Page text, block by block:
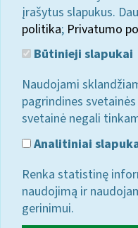
įrašytus slapukus.
politika; Privatumo
Būtinieji slapukai
Naudojami
pagrindines
svetainė negali
Analitiniai
Renka statistinę
naudojimą ir
gerinimui.